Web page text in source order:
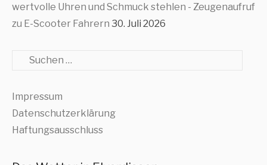
wertvolle Uhren und Schmuck stehlen - Zeugenaufruf
zu E-Scooter Fahrern 30. Juli 2026
Suche
Impressum
Datenschutzerklärung
Haftungsausschluss